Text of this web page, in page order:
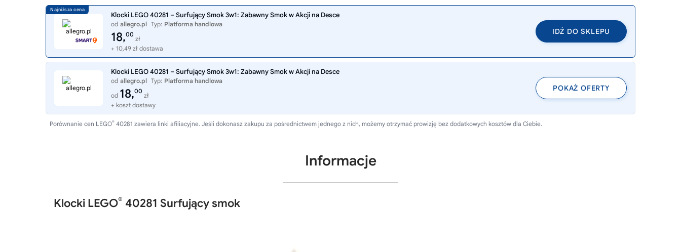
Klocki LEGO 40281 – Surfujący Smok 3w1: Zabawny Smok w Akcji na Desce
od allegro.pl Typ: Platforma handlowa
18,00
zł
+ 10,49 zł dostawa
IDŹ DO SKLEPU
Klocki LEGO 40281 – Surfujący Smok 3w1: Zabawny Smok w Akcji na Desce
od allegro.pl Typ: Platforma handlowa
od 18,00
zł
+ koszt dostawy
POKAŻ OFERTY
Porównanie cen LEGO® 40281 zawiera linki afiliacyjne. Jeśli dokonasz zakupu za pośrednictwem jednego z nich, możemy otrzymać prowizję bez dodatkowych kosztów dla Ciebie.
Informacje
Klocki LEGO® 40281 Surfujący smok